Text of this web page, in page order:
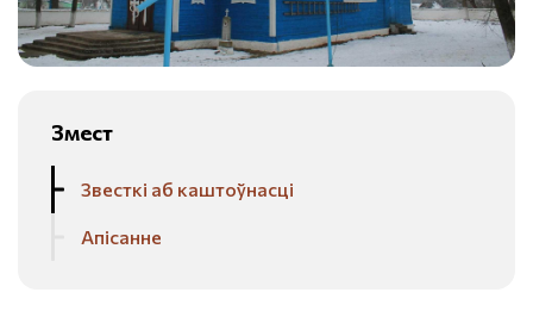
Змест
Звесткі аб каштоўнасці
Апісанне